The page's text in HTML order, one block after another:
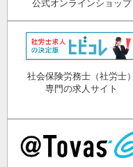
公式オンラインショップ
社会保険労務士（社労士）
専門の求人サイト